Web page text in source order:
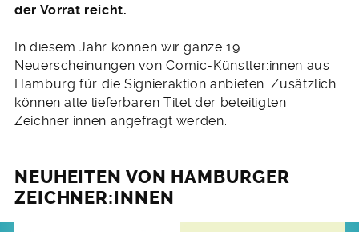
der Vorrat reicht.
In diesem Jahr können wir ganze 19
Neuerscheinungen von Comic-Künstler:innen aus
Hamburg für die Signieraktion anbieten. Zusätzlich
können alle lieferbaren Titel der beteiligten
Zeichner:innen angefragt werden.
NEUHEITEN VON HAMBURGER
ZEICHNER:INNEN